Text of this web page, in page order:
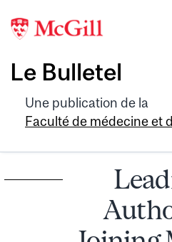
Le Bulletel
Une publication de la
Faculté de médecine et